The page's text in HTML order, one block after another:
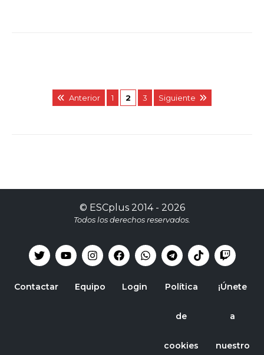
Anterior 1 2 3 Siguiente
© ESCplus2014 - 2026
Todos los derechos reservados.
Contactar Equipo Login Política
de
cookies
¡Únete
a
nuestro